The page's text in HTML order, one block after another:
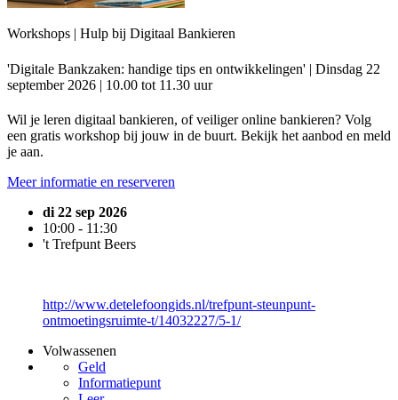
Workshops | Hulp bij Digitaal Bankieren
'Digitale Bankzaken: handige tips en ontwikkelingen' | Dinsdag 22
september 2026 | 10.00 tot 11.30 uur
Wil je leren digitaal bankieren, of veiliger online bankieren? Volg
een gratis workshop bij jouw in de buurt. Bekijk het aanbod en meld
je aan.
Meer informatie en reserveren
di 22 sep 2026
10:00 - 11:30
't Trefpunt Beers
http://www.detelefoongids.nl/trefpunt-steunpunt-
ontmoetingsruimte-t/14032227/5-1/
Volwassenen
Geld
Informatiepunt